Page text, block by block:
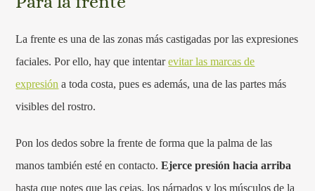
La frente es una de las zonas más castigadas por las expresiones
faciales. Por ello, hay que intentarevitar las marcas de
expresión a toda costa, pues es además, una de las partes más
visibles del rostro.
Pon los dedos sobre la frente de forma que la palma de las
manos también esté en contacto.Ejerce presión hacia arriba
hasta que notes que las cejas, los párpados y los músculos de la